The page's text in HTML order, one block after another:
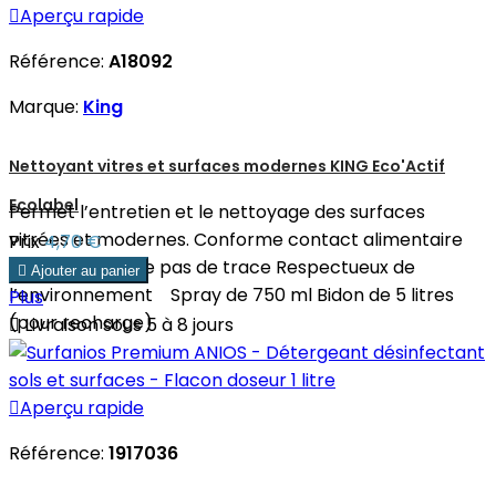
Aperçu rapide
Référence: A18092
Marque: King
Nettoyant vitres et surfaces modernes KING Eco'Actif
Ecolabel
Permet l’entretien et le nettoyage des surfaces
vitrées et modernes. Conforme contact alimentaire
indirect Ne laisse pas de trace Respectueux de
l’environnement Spray de 750 ml Bidon de 5 litres
(pour recharge)
Prix4,70 €
 Ajouter au panier
Plus
Livraison sous 5 à 8 jours
Aperçu rapide
Référence: 1917036